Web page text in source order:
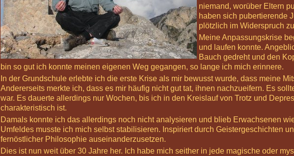
niemand, worüber Eltern
haben sich pubertierende
plötzlich im Widerspruch
Meine Anpassungskrise
und laufen konnte.
Bauch gedreht und den
bin so gut ich konnte meinen eigenen Weg gegangen, so lange ich mich erinnere.
In der Grundschule erlebte ich die erste Krise als mir bewusst wurde, dass meine
Andererseits merkte ich, dass es mir häufig nicht gut tat, ihnen nachzueifern. Es
war. Es dauerte allerdings nur Wochen, bis ich in den Kreislauf von Trotz und
charakteristisch ist.
Damals konnte ich das allerdings noch nicht analysieren und blieb Erwachsenen
Umfeldes musste ich mich selbst stabilisieren. Inspiriert durch Geistergeschichten
fernöstlicher Philosophie auseinanderzusetzen.
Dies ist nun weit über 30 Jahre her. Ich habe mich seither in jede magische oder